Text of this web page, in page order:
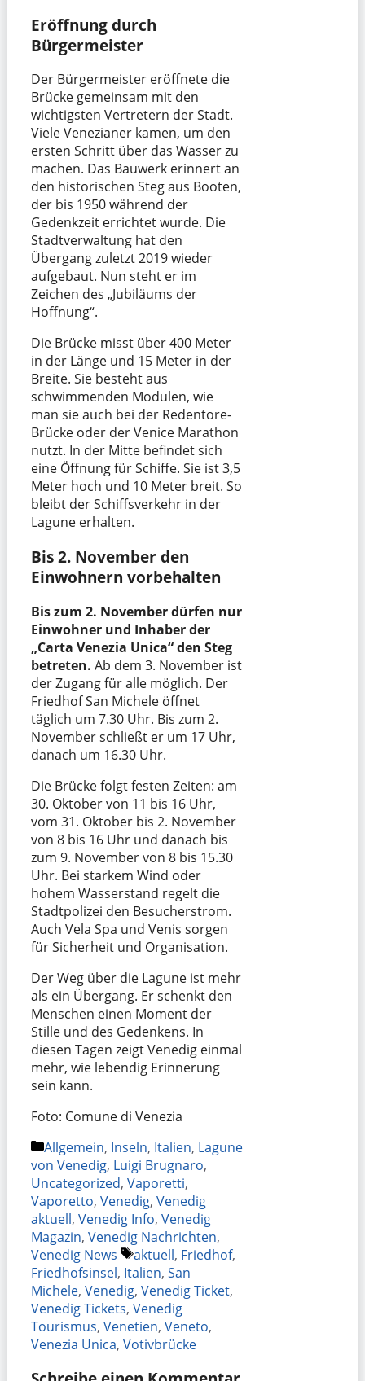
Eröffnung durch
Bürgermeister
Der Bürgermeister eröffnete die
Brücke gemeinsam mit den
wichtigsten Vertretern der Stadt.
Viele Venezianer kamen, um den
ersten Schritt über das Wasser zu
machen. Das Bauwerk erinnert an
den historischen Steg aus Booten,
der bis 1950 während der
Gedenkzeit errichtet wurde. Die
Stadtverwaltung hat den
Übergang zuletzt 2019 wieder
aufgebaut. Nun steht er im
Zeichen des „Jubiläums der
Hoffnung“.
Die Brücke misst über 400 Meter
in der Länge und 15 Meter in der
Breite. Sie besteht aus
schwimmenden Modulen, wie
man sie auch bei der Redentore-
Brücke oder der Venice Marathon
nutzt. In der Mitte befindet sich
eine Öffnung für Schiffe. Sie ist 3,5
Meter hoch und 10 Meter breit. So
bleibt der Schiffsverkehr in der
Lagune erhalten.
Bis 2. November den
Einwohnern vorbehalten
Bis zum 2. November dürfen nur
Einwohner und Inhaber der
„Carta Venezia Unica“ den Steg
betreten. Ab dem 3. November ist
der Zugang für alle möglich. Der
Friedhof San Michele öffnet
täglich um 7.30 Uhr. Bis zum 2.
November schließt er um 17 Uhr,
danach um 16.30 Uhr.
Die Brücke folgt festen Zeiten: am
30. Oktober von 11 bis 16 Uhr,
vom 31. Oktober bis 2. November
von 8 bis 16 Uhr und danach bis
zum 9. November von 8 bis 15.30
Uhr. Bei starkem Wind oder
hohem Wasserstand regelt die
Stadtpolizei den Besucherstrom.
Auch Vela Spa und Venis sorgen
für Sicherheit und Organisation.
Der Weg über die Lagune ist mehr
als ein Übergang. Er schenkt den
Menschen einen Moment der
Stille und des Gedenkens. In
diesen Tagen zeigt Venedig einmal
mehr, wie lebendig Erinnerung
sein kann.
Foto: Comune di Venezia
Kategorien
Allgemein, Inseln, Italien, Lagune
von Venedig, Luigi Brugnaro,
Uncategorized, Vaporetti,
Vaporetto, Venedig, Venedig
aktuell, Venedig Info, Venedig
Magazin, Venedig Nachrichten,
Venedig News
Schlagwörter
aktuell, Friedhof,
Friedhofsinsel, Italien, San
Michele, Venedig, Venedig Ticket,
Venedig Tickets, Venedig
Tourismus, Venetien, Veneto,
Venezia Unica, Votivbrücke